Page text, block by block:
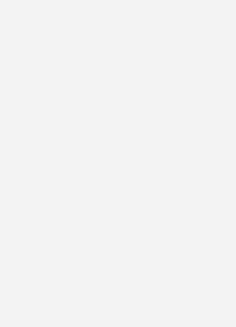
weltweit
mit dem ERE
regelmäßig von uns
gebündelt und